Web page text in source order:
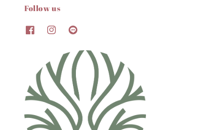
Follow us